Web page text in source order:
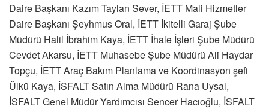
Daire Başkanı Kazım Taylan Sever, İETT Mali Hizmetler
Daire Başkanı Şeyhmus Oral, İETT İkitelli Garaj Şube
Müdürü Halil İbrahim Kaya, İETT İhale İşleri Şube Müdürü
Cevdet Akarsu, İETT Muhasebe Şube Müdürü Ali Haydar
Topçu, İETT Araç Bakım Planlama ve Koordinasyon şefi
Ülkü Kaya, İSFALT Satın Alma Müdürü Rana Uysal,
İSFALT Genel Müdür Yardımcısı Sencer Hacıoğlu, İSFALT